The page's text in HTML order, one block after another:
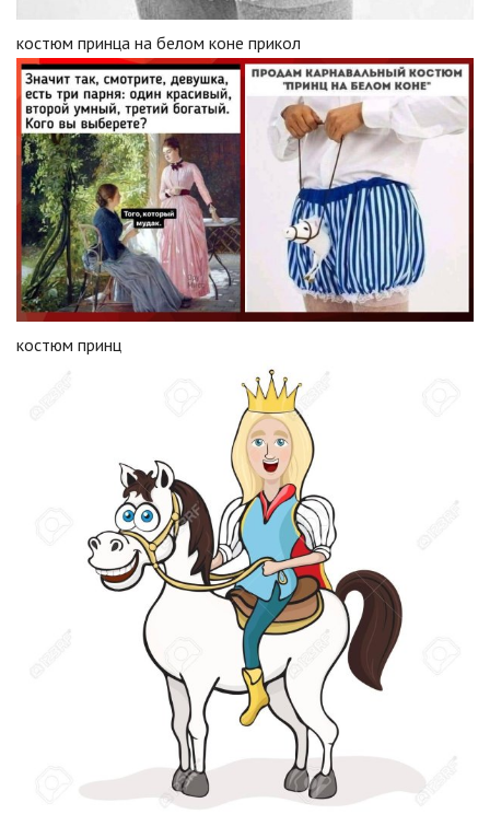
костюм принца на белом коне прикол
костюм принц